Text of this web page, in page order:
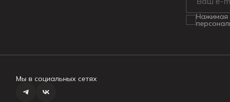
Нажимая
Мы в социальных сетях